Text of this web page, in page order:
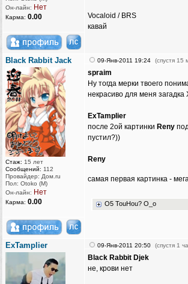
Он-лайн: Нет
Карма: 0.00
Vocaloid / BRS
кавай
Black Rabbit Jack
Стаж: 15 лет
Сообщений: 112
Провайдер: Дом.ru
Пол: Otoko (M)
Он-лайн: Нет
Карма: 0.00
09-Янв-2011 19:24 (спустя 15
spraim
Ну тогда мерки твоего
некрасиво для меня загадка
ExTamplier
после 2ой картинки Reny
пустил?))
Reny
самая первая картинка -
O5 TouHou? O_o
ExTamplier 09-Янв-2011 20:50 (спустя 1
Black Rabbit Djek
не, крови нет